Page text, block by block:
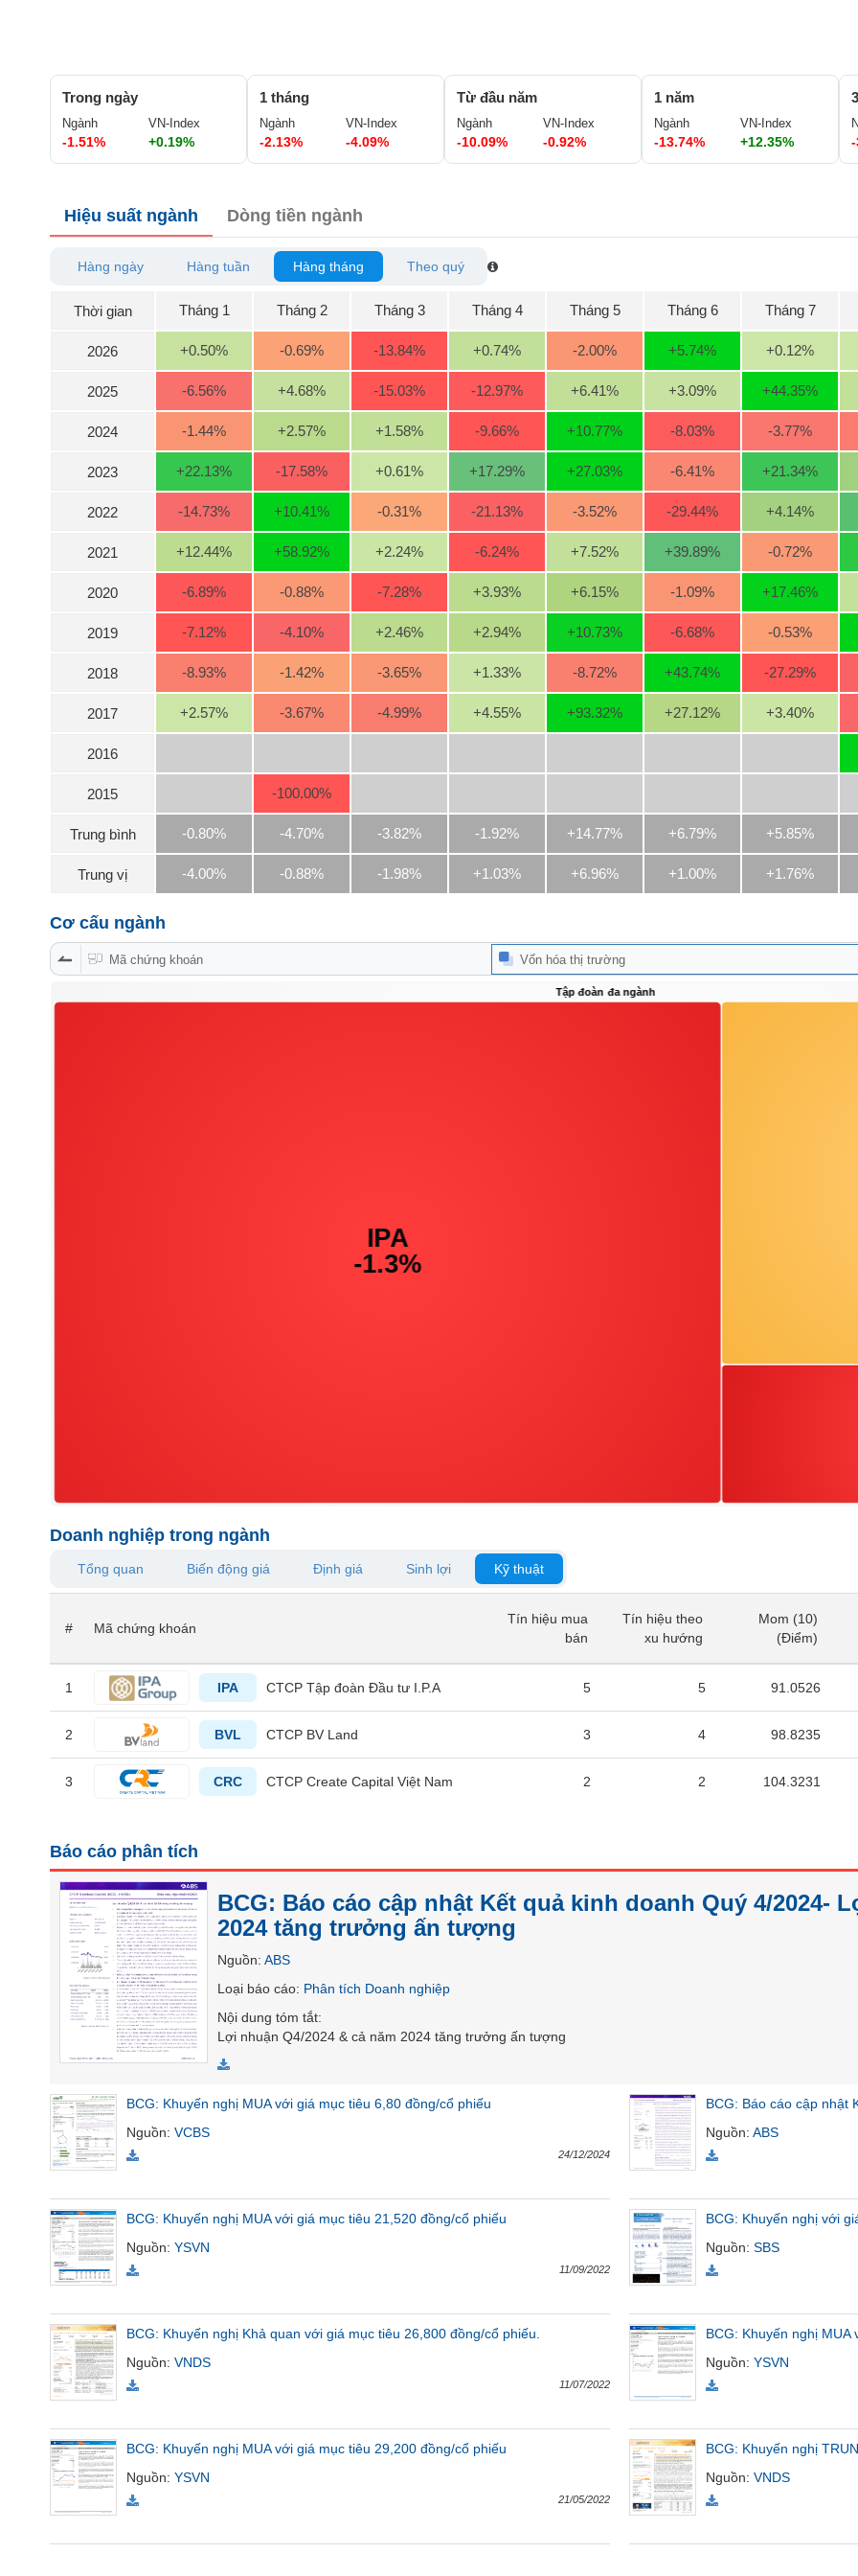
Trong ngày
Ngành
-1.51%
VN-Index
+0.19%
1 tháng
Ngành
-2.13%
VN-Index
-4.09%
Từ đầu năm
Ngành
-10.09%
VN-Index
-0.92%
1 năm
Ngành
-13.74%
VN-Index
+12.35%
Hiệu suất ngành Dòng tiền ngành
Hàng ngày Hàng tuần Hàng tháng Theo quý
Thời gian
2026
2025
2024
2023
2022
2021
2020
2019
2018
2017
2016
2015
Trung bình
Trung vị
Tháng 1 Tháng 2 Tháng 3 Tháng 4 Tháng 5 Tháng 6 Tháng 7
+0.50% -0.69% -13.84% +0.74% -2.00% +5.74% +0.12%
-6.56% +4.68% -15.03% -12.97% +6.41% +3.09% +44.35%
-1.44% +2.57% +1.58% -9.66% +10.77% -8.03% -3.77%
+22.13% -17.58% +0.61% +17.29% +27.03% -6.41% +21.34%
-14.73% +10.41% -0.31% -21.13% -3.52% -29.44% +4.14%
+12.44% +58.92% +2.24% -6.24% +7.52% +39.89% -0.72%
-6.89% -0.88% -7.28% +3.93% +6.15% -1.09% +17.46%
-7.12% -4.10% +2.46% +2.94% +10.73% -6.68% -0.53%
-8.93% -1.42% -3.65% +1.33% -8.72% +43.74% -27.29%
+2.57% -3.67% -4.99% +4.55% +93.32% +27.12% +3.40%
-100.00%
-0.80% -4.70% -3.82% -1.92% +14.77% +6.79% +5.85%
-4.00% -0.88% -1.98% +1.03% +6.96% +1.00% +1.76%
Cơ cấu ngành
Mã chứng khoán Vốn hóa thị trường
Doanh nghiệp trong ngành
Tổng quan Biến động giá Định giá Sinh lợi Kỹ thuật
Tín hiệu mua
bán
Tín hiệu theo
xu hướng
Mom (10)
(Điểm)
# Mã chứng khoán
Tín hiệu mua
bán
Tín hiệu theo
xu hướng
Mom (10)
(Điểm)
1 IPA CTCP Tập đoàn Đầu tư I.P.A 5 5 91.0526
2 BVL CTCP BV Land 3 4 98.8235
3 CRC CTCP Create Capital Việt Nam 2 2 104.3231
Báo cáo phân tích
BCG: Báo cáo cập nhật Kết quả kinh doanh Quý 4/2024-
2024 tăng trưởng ấn tượng
Nguồn:ABS
Loại báo cáo: Phân tích Doanh nghiệp
Nội dung tóm tắt:
Lợi nhuận Q4/2024 & cả năm 2024 tăng trưởng ấn tượng
BCG: Khuyến nghị MUA với giá mục tiêu 6,80 đồng/cổ phiếu
Nguồn:VCBS
24/12/2024
BCG: Báo cáo cập nhật
Nguồn: ABS
BCG: Khuyến nghị MUA với giá mục tiêu 21,520 đồng/cổ phiếu
Nguồn:YSVN
11/09/2022
BCG: Khuyến nghị với
Nguồn: SBS
BCG: Khuyến nghị Khả quan với giá mục tiêu 26,800 đồng/cổ phiếu.
Nguồn:VNDS
11/07/2022
BCG: Khuyến nghị
Nguồn: YSVN
BCG: Khuyến nghị MUA với giá mục tiêu 29,200 đồng/cổ phiếu
Nguồn:YSVN
21/05/2022
BCG: Khuyến nghị
Nguồn: VNDS
DƯƠNG
TÀI
NHÂN
TÍCH
VIETSTOCKFINANCE
DOANH
NGHIỆP
CÔNG
CỤ
TƯ
LIỆU
CÔNG
NGHIỆP
KHÔNG
THIẾT
YẾU
TIÊU
DÙNG
THIẾT
CHĂM
SÓC
KHỎE
CHÍNH
THÔNG
TIN